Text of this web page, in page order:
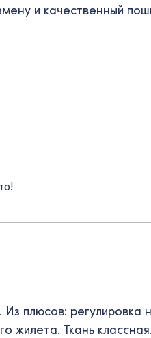
и качественный
плюсов: регулировка
жилета. Ткань